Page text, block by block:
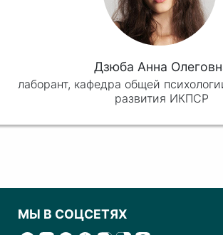
Дзюба Анна
лаборант, кафедра общей
развития ИКПСР
МЫ В СОЦСЕТЯХ